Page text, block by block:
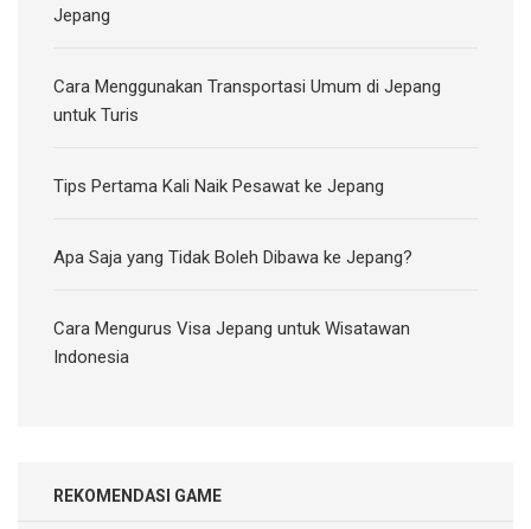
Jepang
Cara Menggunakan Transportasi Umum di Jepang
untuk Turis
Tips Pertama Kali Naik Pesawat ke Jepang
Apa Saja yang Tidak Boleh Dibawa ke Jepang?
Cara Mengurus Visa Jepang untuk Wisatawan
Indonesia
REKOMENDASI GAME